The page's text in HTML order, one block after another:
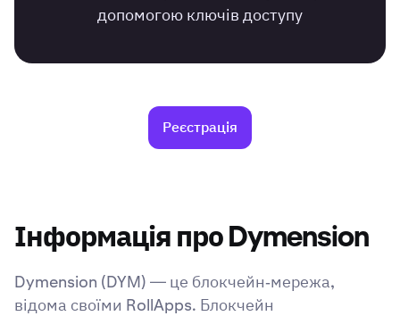
допомогою ключів доступу
Реєстрація
Інформація про Dymension
Dymension (DYM) — це блокчейн‑мережа,
відома своїми RollApps. Блокчейн